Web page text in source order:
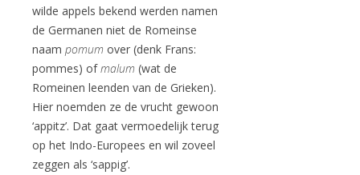
wilde appels bekend werden namen
de Germanen niet de Romeinse
naam pomum over (denk Frans:
pommes) ofmalum (wat de
Romeinen leenden van de Grieken).
Hier noemden ze de vrucht gewoon
‘appitz’. Dat gaat vermoedelijk terug
op het Indo-Europees en wil zoveel
zeggen als ‘sappig’.